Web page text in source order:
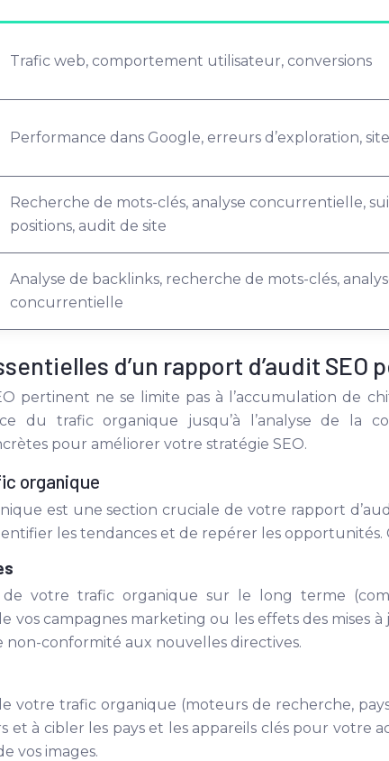
Trafic web, comportement utilisateur, conversions
Performance dans Google, erreurs d’exploration,
Recherche de mots-clés, analyse concurrentielle,
positions, audit de site
Analyse de backlinks, recherche de mots-clés,
concurrentielle
d’un rapport d’audit SEO
pertinent ne se limite pas à l’accumulation de
du trafic organique jusqu’à l’analyse de la
pour améliorer votre stratégie SEO.
organique
est une section cruciale de votre rapport
les tendances et de repérer les
de votre trafic organique sur le long terme
vos campagnes marketing ou les effets des
conformité aux nouvelles directives.
votre trafic organique (moteurs de recherche,
et à cibler les pays et les appareils clés pour
vos images.